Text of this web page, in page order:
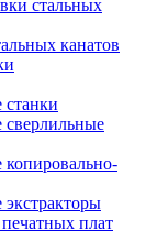
стальных
канатов
станки
сверлильные
плат